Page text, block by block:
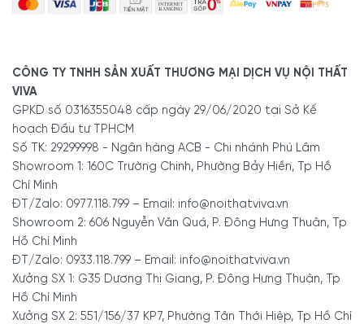
CÔNG TY TNHH SẢN XUẤT THƯƠNG MẠI DỊCH VỤ NỘI THẤT
VIVA
GPKD số 0316355048 cấp ngày 29/06/2020 tại Sở Kế
hoạch Đầu tư TPHCM
Số TK: 29299998 - Ngân hàng ACB - Chi nhánh Phú Lâm
Showroom 1: 160C Trường Chinh, Phường Bảy Hiền, Tp Hồ
Chí Minh
ĐT/Zalo: 0977.118.799 – Email: info@noithatviva.vn
Showroom 2: 606 Nguyễn Văn Quá, P. Đông Hưng Thuận, Tp
Hồ Chí Minh
ĐT/Zalo: 0933.118.799 – Email: info@noithatviva.vn
Xưởng SX 1: G35 Dương Thị Giang, P. Đông Hưng Thuận, Tp
Hồ Chí Minh
Xưởng SX 2: 551/156/37 KP7, Phường Tân Thới Hiệp, Tp Hồ Chí